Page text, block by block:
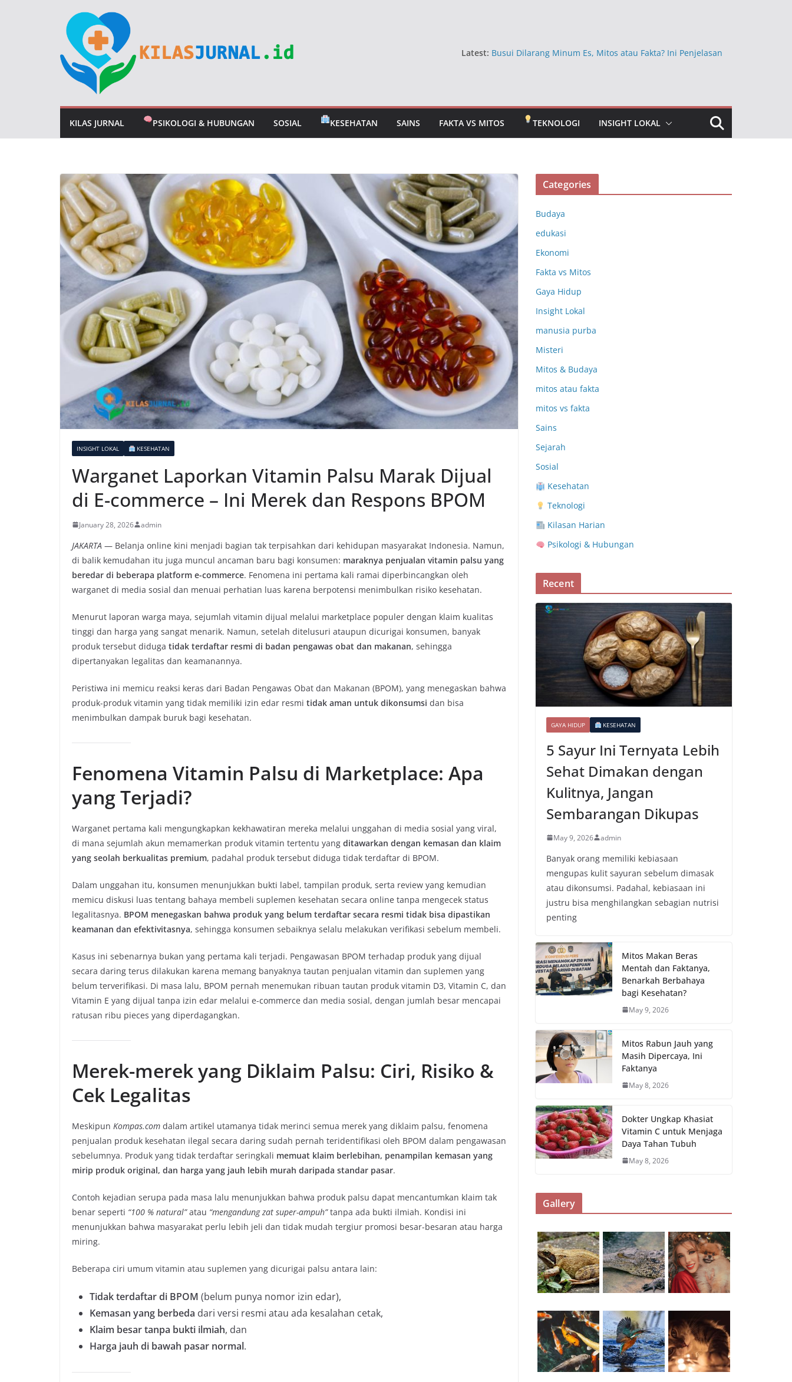
Latest: Busui Dilarang Minum Es, Mitos atau Fakta? Ini Penjelasan
Berbahaya bagi Kesehatan?
Mitos Rabun Jauh yang Masih Dipercaya, Ini Faktanya
Dokter Ungkap Khasiat Vitamin C untuk Menjaga Daya
KILAS JURNAL PSIKOLOGI & HUBUNGAN SOSIAL KESEHATAN SAINS FAKTA VS MITOS TEKNOLOGI INSIGHT LOKAL
INSIGHT LOKAL KESEHATAN
Warganet Laporkan Vitamin Palsu Marak Dijual
di E-commerce – Ini Merek dan Respons BPOM
January 28, 2026 admin
JAKARTA — Belanja online kini menjadi bagian tak terpisahkan dari kehidupan masyarakat Indonesia. Namun,
di balik kemudahan itu juga muncul ancaman baru bagi konsumen: maraknya penjualan vitamin palsu yang
beredar di beberapa platform e-commerce. Fenomena ini pertama kali ramai diperbincangkan oleh
warganet di media sosial dan menuai perhatian luas karena berpotensi menimbulkan risiko kesehatan.
Menurut laporan warga maya, sejumlah vitamin dijual melalui marketplace populer dengan klaim kualitas
tinggi dan harga yang sangat menarik. Namun, setelah ditelusuri ataupun dicurigai konsumen, banyak
produk tersebut diduga tidak terdaftar resmi di badan pengawas obat dan makanan, sehingga
dipertanyakan legalitas dan keamanannya.
Peristiwa ini memicu reaksi keras dari Badan Pengawas Obat dan Makanan (BPOM), yang menegaskan bahwa
produk-produk vitamin yang tidak memiliki izin edar resmi tidak aman untuk dikonsumsi dan bisa
menimbulkan dampak buruk bagi kesehatan.
Fenomena Vitamin Palsu di Marketplace: Apa
yang Terjadi?
Warganet pertama kali mengungkapkan kekhawatiran mereka melalui unggahan di media sosial yang viral,
di mana sejumlah akun memamerkan produk vitamin tertentu yang ditawarkan dengan kemasan dan klaim
yang seolah berkualitas premium, padahal produk tersebut diduga tidak terdaftar di BPOM.
Dalam unggahan itu, konsumen menunjukkan bukti label, tampilan produk, serta review yang kemudian
memicu diskusi luas tentang bahaya membeli suplemen kesehatan secara online tanpa mengecek status
legalitasnya. BPOM menegaskan bahwa produk yang belum terdaftar secara resmi tidak bisa dipastikan
keamanan dan efektivitasnya, sehingga konsumen sebaiknya selalu melakukan verifikasi sebelum membeli.
Kasus ini sebenarnya bukan yang pertama kali terjadi. Pengawasan BPOM terhadap produk yang dijual
secara daring terus dilakukan karena memang banyaknya tautan penjualan vitamin dan suplemen yang
belum terverifikasi. Di masa lalu, BPOM pernah menemukan ribuan tautan produk vitamin D3, Vitamin C, dan
Vitamin E yang dijual tanpa izin edar melalui e-commerce dan media sosial, dengan jumlah besar mencapai
ratusan ribu pieces yang diperdagangkan.
Merek-merek yang Diklaim Palsu: Ciri, Risiko &
Cek Legalitas
Meskipun Kompas.com dalam artikel utamanya tidak merinci semua merek yang diklaim palsu, fenomena
penjualan produk kesehatan ilegal secara daring sudah pernah teridentifikasi oleh BPOM dalam pengawasan
sebelumnya. Produk yang tidak terdaftar seringkali memuat klaim berlebihan, penampilan kemasan yang
mirip produk original, dan harga yang jauh lebih murah daripada standar pasar.
Contoh kejadian serupa pada masa lalu menunjukkan bahwa produk palsu dapat mencantumkan klaim tak
benar seperti “100 % natural”atau “mengandung zat super-ampuh”tanpa ada bukti ilmiah. Kondisi ini
menunjukkan bahwa masyarakat perlu lebih jeli dan tidak mudah tergiur promosi besar-besaran atau harga
miring.
Beberapa ciri umum vitamin atau suplemen yang dicurigai palsu antara lain:
Tidak terdaftar di BPOM (belum punya nomor izin edar),
Kemasan yang berbeda dari versi resmi atau ada kesalahan cetak,
Klaim besar tanpa bukti ilmiah, dan
Harga jauh di bawah pasar normal.
Categories
Budaya
edukasi
Ekonomi
Fakta vs Mitos
Gaya Hidup
Insight Lokal
manusia purba
Misteri
Mitos & Budaya
mitos atau fakta
mitos vs fakta
Sains
Sejarah
Sosial
Kesehatan
Teknologi
Kilasan Harian
Psikologi & Hubungan
Recent
GAYA HIDUP KESEHATAN
5 Sayur Ini Ternyata Lebih
Sehat Dimakan dengan
Kulitnya, Jangan
Sembarangan Dikupas
May 9, 2026 admin
Banyak orang memiliki kebiasaan
mengupas kulit sayuran sebelum dimasak
atau dikonsumsi. Padahal, kebiasaan ini
justru bisa menghilangkan sebagian nutrisi
penting
Mitos Makan Beras
Mentah dan Faktanya,
Benarkah Berbahaya
bagi Kesehatan?
May 9, 2026
Mitos Rabun Jauh yang
Masih Dipercaya, Ini
Faktanya
May 8, 2026
Dokter Ungkap Khasiat
Vitamin C untuk Menjaga
Daya Tahan Tubuh
May 8, 2026
Gallery